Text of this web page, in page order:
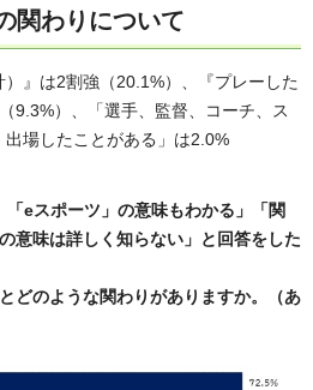
関わりについて
』は2割強（20.1%）、『プレーした
9.3%）、「選手、監督、コーチ、ス
場したことがある」は2.0%
eスポーツ」の意味もわかる」「関
意味は詳しく知らない」と回答をした
どのような関わりがありますか。（あ